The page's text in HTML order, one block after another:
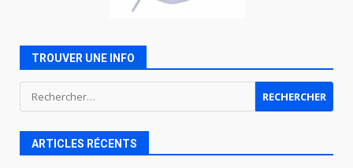
TROUVER UNE INFO
Rechercher :
ARTICLES RÉCENTS